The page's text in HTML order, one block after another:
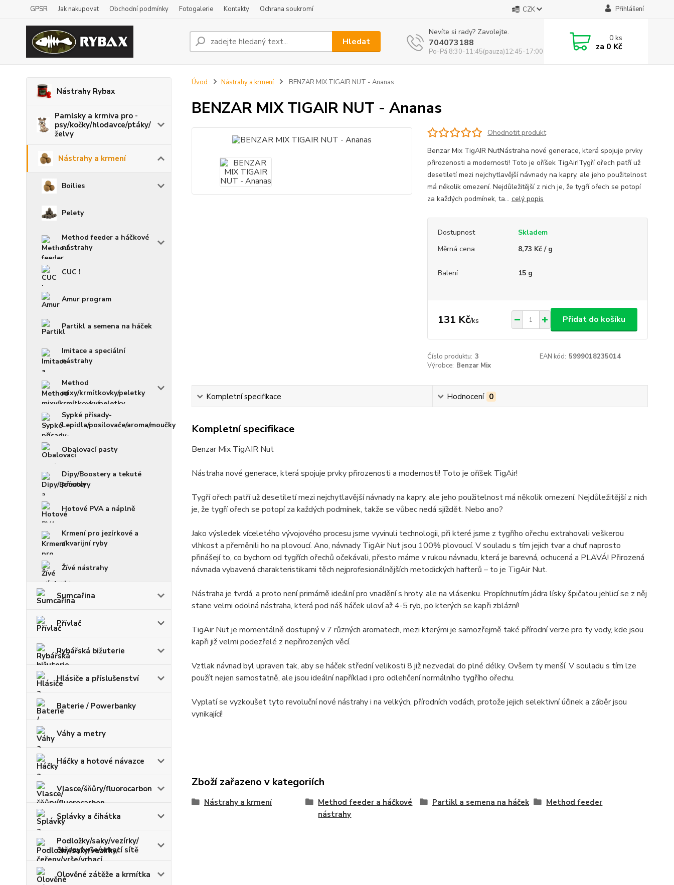
GPSR Jak nakupovat Obchodní podmínky Fotogalerie Kontakty Ochrana soukromí CZK Přihlášení
Hledat
Nevíte si rady? Zavolejte.
704073188
Po-Pá 8:30-11:45(pauza)12:45-17:00
0ks
za 0 Kč
Nástrahy Rybax
Pamlsky a krmiva pro -
psy/kočky/hlodavce/ptáky/
želvy
Nástrahy a krmení
Boilies
Pelety
Method feeder a háčkové
nástrahy
CUC !
Amur program
Partikl a semena na háček
Imitace a speciální
nástrahy
Method
mixy/krmítkovky/peletky
Sypké přísady-
Lepidla/posilovače/aroma/moučky
Obalovací pasty
Dipy/Boostery a tekuté
přísady
Hotové PVA a náplně
Krmení pro jezírkové a
akvarijní ryby
Žívé nástrahy
Sumcařina
Přívlač
Rybářská bižuterie
Hlásiče a příslušenství
Baterie / Powerbanky
Váhy a metry
Háčky a hotové návazce
Vlasce/šňůry/fluorocarbon
Splávky a číhátka
Podložky/saky/vezírky/
čeřeny/vrše/vrhací sítě
Olověné zátěže a krmítka
Úvod Nástrahy a krmení BENZAR MIX TIGAIR NUT - Ananas
BENZAR MIX TIGAIR NUT - Ananas
Ohodnotit produkt
Benzar Mix TigAIR NutNástraha nové generace, která spojuje prvky
přirozenosti a modernosti! Toto je oříšek TigAir!Tygří ořech patří už
desetiletí mezi nejchytlavější návnady na kapry, ale jeho použitelnost
má několik omezení. Nejdůležitější z nich je, že tygří ořech se potopí
za každých podmínek, ta... celý popis
Dostupnost
Skladem
Měrná cena
8,73 Kč / g
Balení 15 g
131 Kč/ks Přidat do košíku
Číslo produktu: 3 EAN kód: 5999018235014
Výrobce: Benzar Mix
Kompletní specifikace Hodnocení 0
Kompletní specifikace
Benzar Mix TigAIR Nut
Nástraha nové generace, která spojuje prvky přirozenosti a modernosti! Toto je oříšek TigAir!
Tygří ořech patří už desetiletí mezi nejchytlavější návnady na kapry, ale jeho použitelnost má několik omezení. Nejdůležitější z nich
je, že tygří ořech se potopí za každých podmínek, takže se vůbec nedá sjíždět. Nebo ano?
Jako výsledek víceletého vývojového procesu jsme vyvinuli technologii, při které jsme z tygřího ořechu extrahovali veškerou
vlhkost a přeměnili ho na plovoucí. Ano, návnady TigAir Nut jsou 100% plovoucí. V souladu s tím jejich tvar a chuť naprosto
přinášejí to, co bychom od tygřích ořechů očekávali, přesto máme v rukou návnadu, která je barevná, ochucená a PLAVÁ! Přirozená
návnada vybavená charakteristikami těch nejprofesionálnějších metodických hafterů – to je TigAir Nut.
Nástraha je tvrdá, a proto není primárně ideální pro vnadění s hroty, ale na vlásenku. Propíchnutím jádra lísky špičatou jehlicí se z něj
stane velmi odolná nástraha, která pod náš háček uloví až 4-5 ryb, po kterých se kapři zblázní!
TigAir Nut je momentálně dostupný v 7 různých aromatech, mezi kterými je samozřejmě také přírodní verze pro ty vody, kde jsou
kapři již velmi podezřelé z nepřirozených věcí.
Vztlak návnad byl upraven tak, aby se háček střední velikosti 8 již nezvedal do plné délky. Ovšem ty menší. V souladu s tím lze
použít nejen samostatně, ale jsou ideální například i pro odlehčení normálního tygřího ořechu.
Vyplatí se vyzkoušet tyto revoluční nové nástrahy i na velkých, přírodních vodách, protože jejich selektivní účinek a záběr jsou
vynikající!
Zboží zařazeno v kategoriích
Nástrahy a krmení
Method feeder a háčkové
nástrahy
Partikl a semena na háček Method feeder